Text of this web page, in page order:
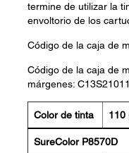
termine de utilizar la
envoltorio de los
Código de la caja de
Código de la caja de
márgenes:
Color de tinta 110
SureColor P8570D